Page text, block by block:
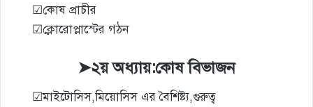
☑কোষ প্রাচীর
☑ক্লোরোপ্লাস্টের গঠন
➤২য় অধ্যায়:কোষ বিভাজন
☑মাইটোসিস,মিয়োসিস এর বৈশিষ্ট্য,গুরুত্ব